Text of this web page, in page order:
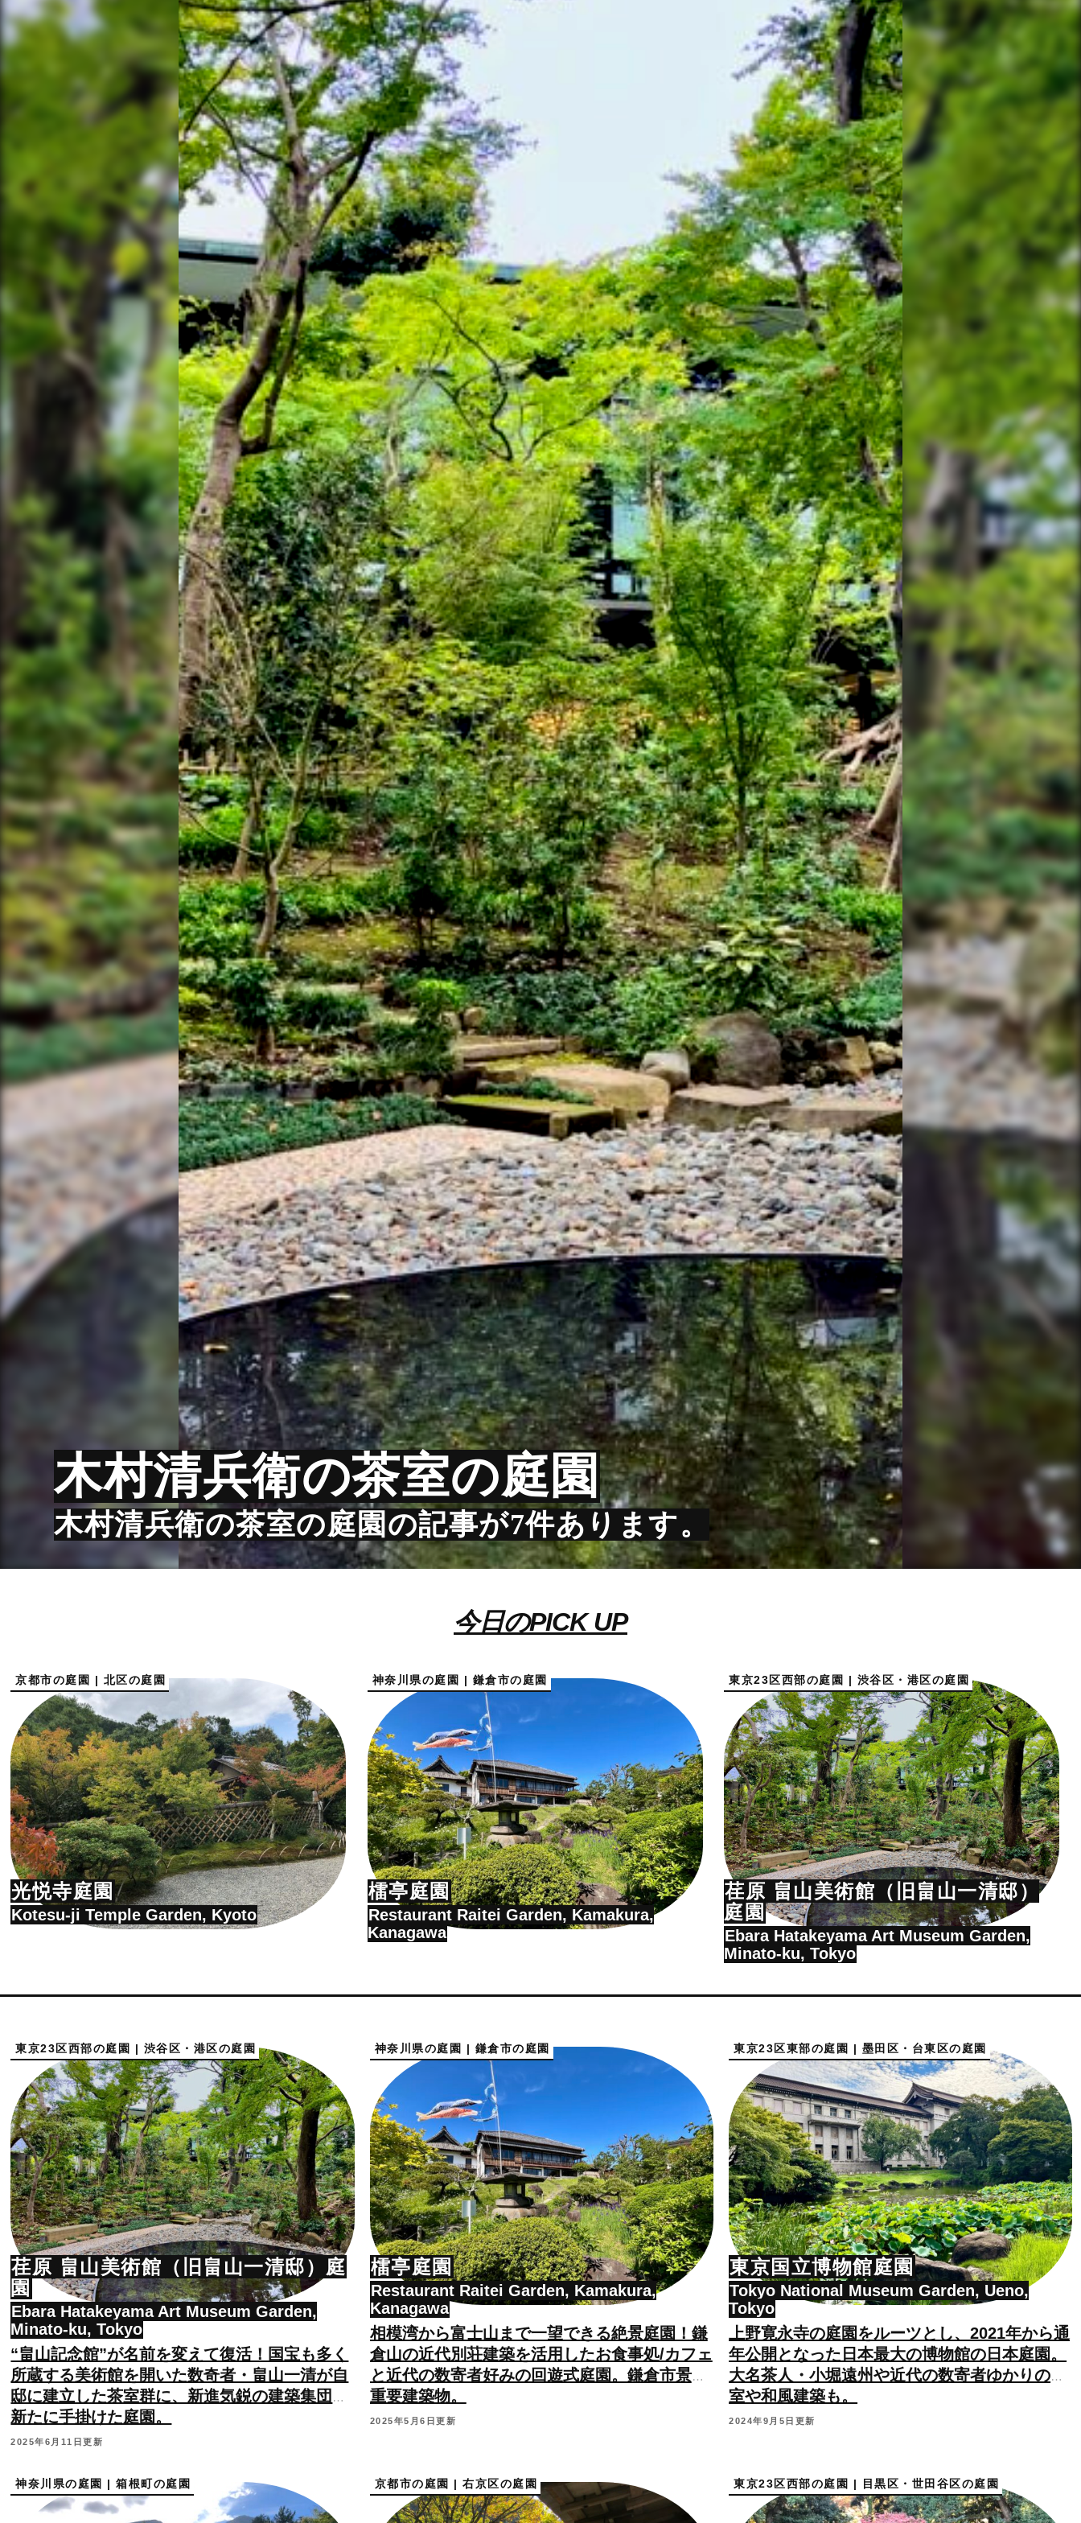
木村清兵衛の茶室の庭園
木村清兵衛の茶室の庭園の記事が7件あります。
今日のPICK UP
京都市の庭園 | 北区の庭園
光悦寺庭園
Kotesu-ji Temple Garden, Kyoto
神奈川県の庭園 | 鎌倉市の庭園
檑亭庭園
Restaurant Raitei Garden, Kamakura,
Kanagawa
東京23区西部の庭園 | 渋谷区・港区の庭園
荏原 畠山美術館（旧畠山一清邸）
庭園
Ebara Hatakeyama Art Museum Garden,
Minato-ku, Tokyo
東京23区西部の庭園 | 渋谷区・港区の庭園
荏原 畠山美術館（旧畠山一清邸）庭
園
Ebara Hatakeyama Art Museum Garden,
Minato-ku, Tokyo
“畠山記念館”が名前を変えて復活！国宝も多く
所蔵する美術館を開いた数奇者・畠山一清が自
邸に建立した茶室群に、新進気鋭の建築集団が
新たに手掛けた庭園。
2025年6月11日更新
神奈川県の庭園 | 鎌倉市の庭園
檑亭庭園
Restaurant Raitei Garden, Kamakura,
Kanagawa
相模湾から富士山まで一望できる絶景庭園！鎌
倉山の近代別荘建築を活用したお食事処/カフェ
と近代の数寄者好みの回遊式庭園。鎌倉市景観
重要建築物。
2025年5月6日更新
東京23区東部の庭園 | 墨田区・台東区の庭園
東京国立博物館庭園
Tokyo National Museum Garden, Ueno,
Tokyo
上野寛永寺の庭園をルーツとし、2021年から通
年公開となった日本最大の博物館の日本庭園。
大名茶人・小堀遠州や近代の数寄者ゆかりの茶
室や和風建築も。
2024年9月5日更新
神奈川県の庭園 | 箱根町の庭園 京都市の庭園 | 右京区の庭園 東京23区西部の庭園 | 目黒区・世田谷区の庭園